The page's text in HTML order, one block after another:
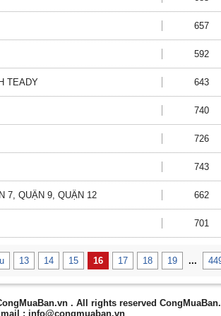
657
592
TEADY 643
740
726
743
7, QUẬN 9, QUẬN 12 662
701
13 14 15 16 17 18 19 ...
. All rights reserved
: info@congmuaban.vn